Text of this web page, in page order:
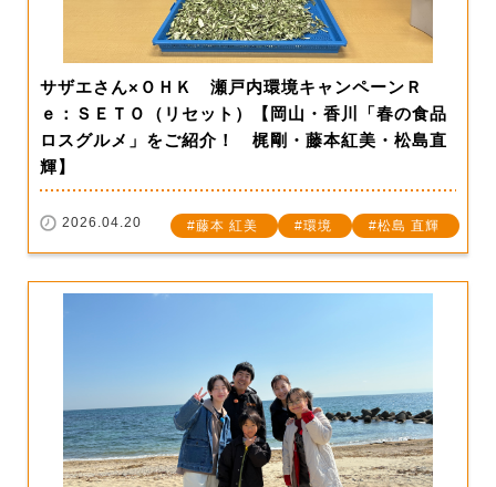
サザエさん×ＯＨＫ 瀬戸内環境キャンペーンＲ
ｅ：ＳＥＴＯ（リセット）【岡山・香川「春の食品
ロスグルメ」をご紹介！ 梶剛・藤本紅美・松島直
輝】
2026.04.20 藤本 紅美 環境 松島 直輝